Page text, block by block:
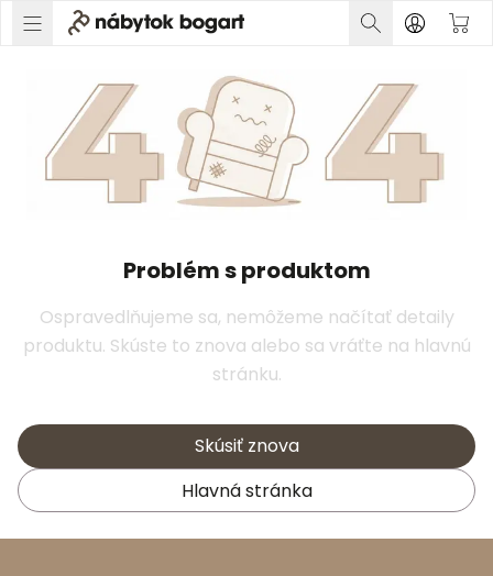
Problém s produktom
Ospravedlňujeme sa, nemôžeme načítať detaily
produktu. Skúste to znova alebo sa vráťte na hlavnú
stránku.
Skúsiť znova
Hlavná stránka